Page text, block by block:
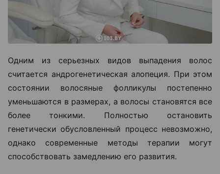
Одним из серьезных видов выпадения волос
считается андрогенетическая алопеция. При этом
состоянии волосяные фолликулы постепенно
уменьшаются в размерах, а волосы становятся все
более тонкими. Полностью остановить
генетически обусловленный процесс невозможно,
однако современные методы терапии могут
способствовать замедлению его развития.